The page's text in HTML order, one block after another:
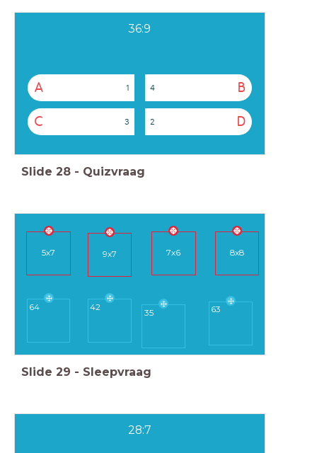
36:9
A 1 B
4
C 3 D
2
Slide 28 - Quizvraag
5x7 9x7 7x6 8x8
64
35 63
42
Slide 29 - Sleepvraag
28:7